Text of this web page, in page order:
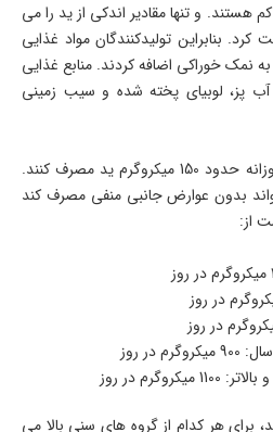
هستند. و تنها مقادیر اندکی از ید را می
بنابراین تولیدکنندگان مواد غذایی
به نمک خوراکی اضافه کردند. منابع غذایی
پز، لوبیای پخته شده و سیب زمینی
اکثر بزرگسالان باید سعی کنند روزانه حدود 150 میکروگرم ید مصرف کنند.
بدون عوارض جانبی منفی مصرف کند
از:
هر کدام از گروه های سنی بالا می